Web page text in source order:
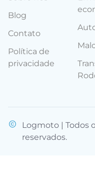
Blog
Contato
Política de
privacidade
Logmoto | Todos
reservados.